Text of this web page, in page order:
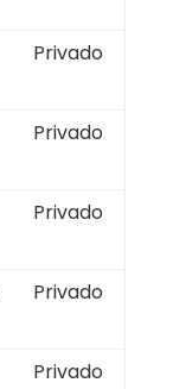
Privado
Privado
Privado
Privado
Privado